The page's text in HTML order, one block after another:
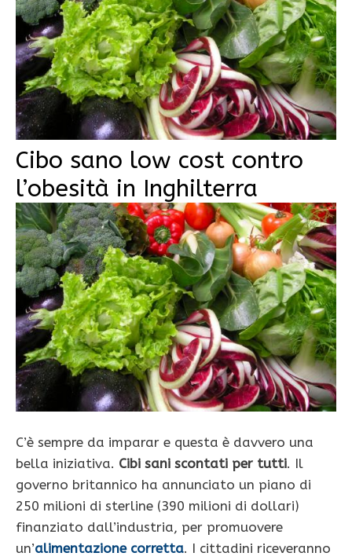
Cibo sano low cost contro
l’obesità in Inghilterra
C’è sempre da imparar e questa è davvero una
bella iniziativa. Cibi sani scontati per tutti. Il
governo britannico ha annunciato un piano di
250 milioni di sterline (390 milioni di dollari)
finanziato dall’industria, per promuovere
un’alimentazione corretta. I cittadini riceveranno